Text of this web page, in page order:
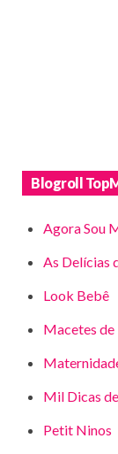
Blogroll
Agora Sou
As Delícias
Look Bebê
Macetes
Mil Dicas
Petit Ninos